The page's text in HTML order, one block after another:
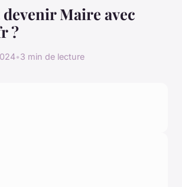
Maire avec
?
•3 min de lecture